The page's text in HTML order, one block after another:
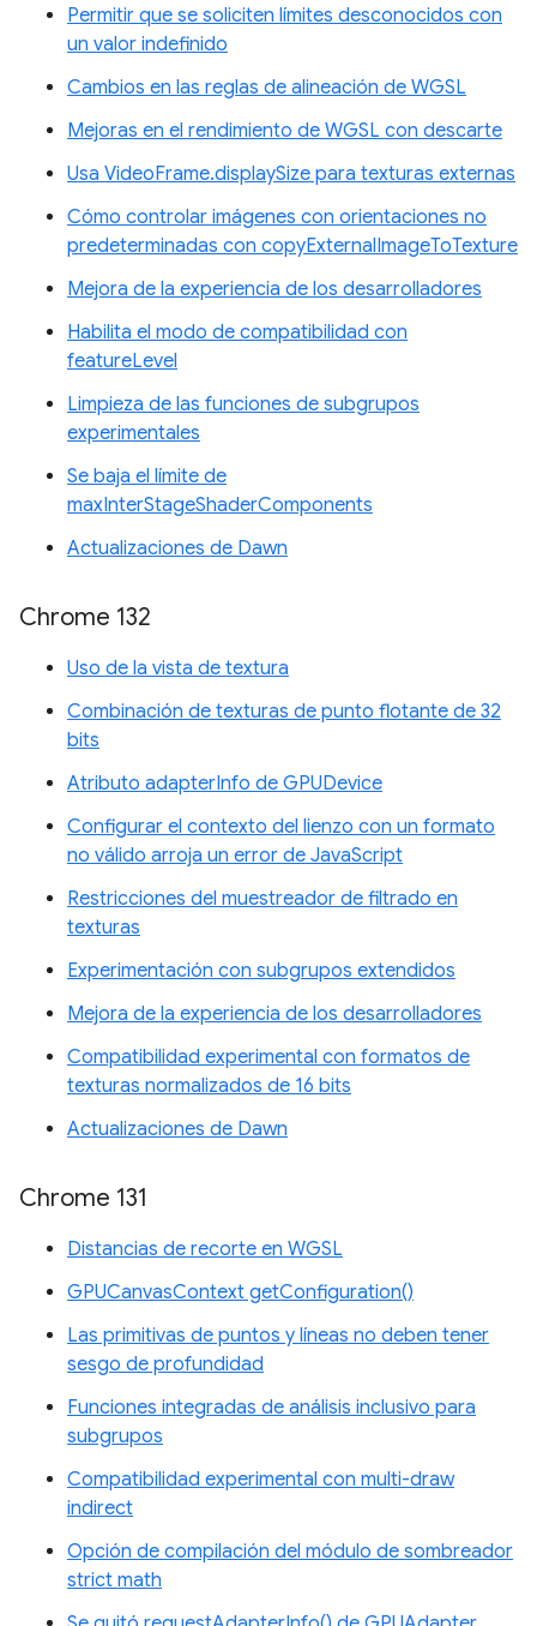
Permitir que se soliciten límites desconocidos con
un valor indefinido
Cambios en las reglas de alineación de WGSL
Mejoras en el rendimiento de WGSL con descarte
Usa VideoFrame.displaySize para texturas externas
Cómo controlar imágenes con orientaciones no
predeterminadas con copyExternalImageToTexture
Mejora de la experiencia de los desarrolladores
Habilita el modo de compatibilidad con
featureLevel
Limpieza de las funciones de subgrupos
experimentales
Se baja el límite de
maxInterStageShaderComponents
Actualizaciones de Dawn
Chrome 132
Uso de la vista de textura
Combinación de texturas de punto flotante de 32
bits
Atributo adapterInfo de GPUDevice
Configurar el contexto del lienzo con un formato
no válido arroja un error de JavaScript
Restricciones del muestreador de filtrado en
texturas
Experimentación con subgrupos extendidos
Mejora de la experiencia de los desarrolladores
Compatibilidad experimental con formatos de
texturas normalizados de 16 bits
Actualizaciones de Dawn
Chrome 131
Distancias de recorte en WGSL
GPUCanvasContext getConfiguration()
Las primitivas de puntos y líneas no deben tener
sesgo de profundidad
Funciones integradas de análisis inclusivo para
subgrupos
Compatibilidad experimental con multi-draw
indirect
Opción de compilación del módulo de sombreador
strict math